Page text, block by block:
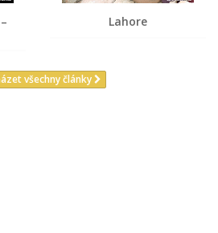
Lahore
všechny články